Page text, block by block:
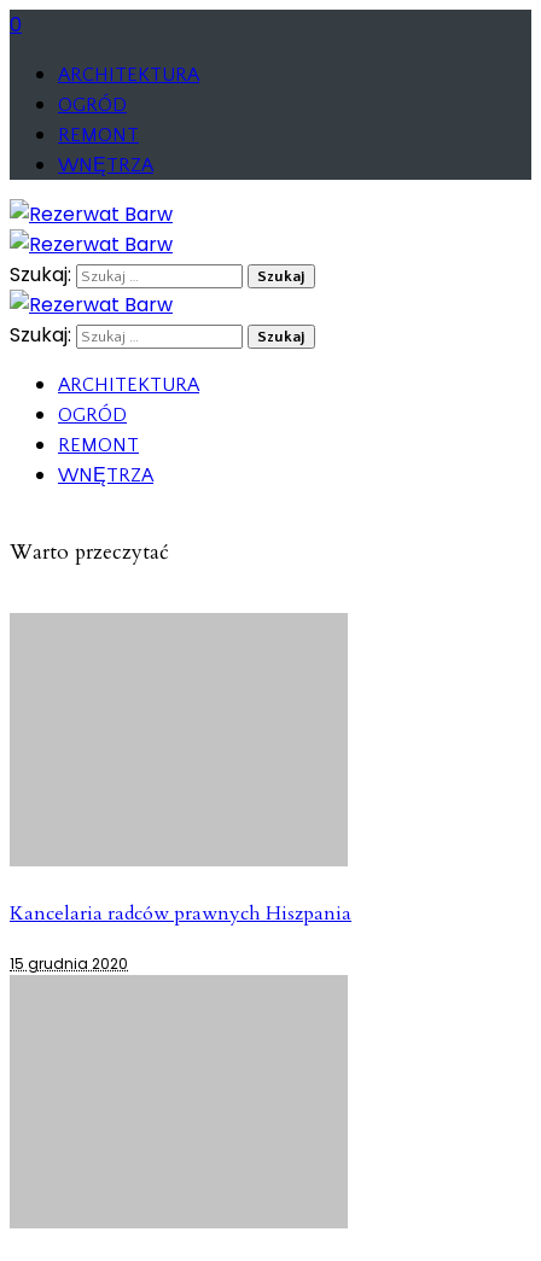
0
ARCHITEKTURA
OGRÓD
REMONT
WNĘTRZA
Szukaj:
Szukaj:
ARCHITEKTURA
OGRÓD
REMONT
WNĘTRZA
Warto przeczytać
Kancelaria radców prawnych Hiszpania
15 grudnia 2020